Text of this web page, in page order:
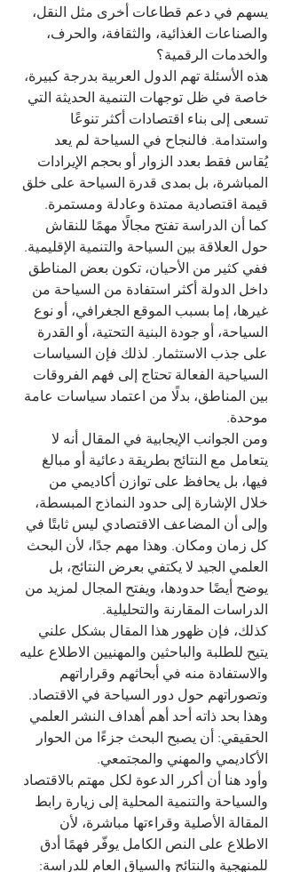
يسهم في دعم قطاعات أخرى مثل النقل،
والصناعات الغذائية، والثقافة، والحرف،
والخدمات الرقمية؟
هذه الأسئلة تهم الدول العربية بدرجة كبيرة،
خاصة في ظل توجهات التنمية الحديثة التي
تسعى إلى بناء اقتصادات أكثر تنوعًا
واستدامة. فالنجاح في السياحة لم يعد
يُقاس فقط بعدد الزوار أو بحجم الإيرادات
المباشرة، بل بمدى قدرة السياحة على خلق
قيمة اقتصادية ممتدة وعادلة ومستمرة.
كما أن الدراسة تفتح مجالًا مهمًا للنقاش
حول العلاقة بين السياحة والتنمية الإقليمية.
ففي كثير من الأحيان، تكون بعض المناطق
داخل الدولة أكثر استفادة من السياحة من
غيرها، إما بسبب الموقع الجغرافي، أو نوع
السياحة، أو جودة البنية التحتية، أو القدرة
على جذب الاستثمار. لذلك فإن السياسات
السياحية الفعالة تحتاج إلى فهم الفروقات
بين المناطق، بدلًا من اعتماد سياسات عامة
موحدة.
ومن الجوانب الإيجابية في المقال أنه لا
يتعامل مع النتائج بطريقة دعائية أو مبالغ
فيها، بل يحافظ على توازن أكاديمي من
خلال الإشارة إلى حدود النماذج المبسطة،
وإلى أن المضاعف الاقتصادي ليس ثابتًا في
كل زمان ومكان. وهذا مهم جدًا، لأن البحث
العلمي الجيد لا يكتفي بعرض النتائج، بل
يوضح أيضًا حدودها، ويفتح المجال لمزيد من
الدراسات المقارنة والتحليلية.
كذلك، فإن ظهور هذا المقال بشكل علني
يتيح للطلبة والباحثين والمهنيين الاطلاع عليه
والاستفادة منه في أبحاثهم وقراراتهم
وتصوراتهم حول دور السياحة في الاقتصاد.
وهذا بحد ذاته أحد أهم أهداف النشر العلمي
الحقيقي: أن يصبح البحث جزءًا من الحوار
الأكاديمي والمهني والمجتمعي.
وأود هنا أن أكرر الدعوة لكل مهتم بالاقتصاد
والسياحة والتنمية المحلية إلى زيارة رابط
المقالة الأصلية وقراءتها مباشرة، لأن
الاطلاع على النص الكامل يوفّر فهمًا أدق
للمنهجية والنتائج والسياق العام للدراسة: